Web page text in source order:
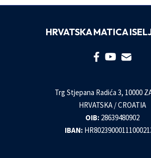
HRVATSKA MATICA
Trg Stjepana Radića 3, 10000
HRVATSKA / CROATIA
OIB: 28639480902
IBAN: